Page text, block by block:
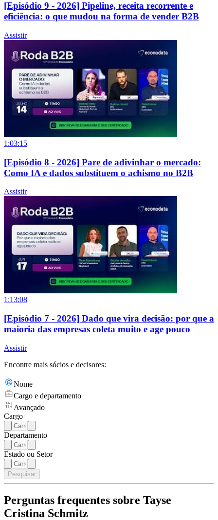
[Episódio 9 - 2026] Pipeline, receita recorrente e
eficiência: o que mudou na forma de vender B2B
Assistir
1:03:15
[Episódio 8 - 2026] Pare de adivinhar o mercado:
Como IA e dados substituem o achismo no B2B
Assistir
1:13:08
[Episódio 7 - 2026] Dado que vira decisão: por que a
maioria das empresas coleta muito e age pouco
Assistir
Encontre mais sócios e decisores:
Nome
Cargo e departamento
Avançado
Cargo
Departamento
Estado ou Setor
Pesquisar
Perguntas frequentes sobre Tayse
Cristina Schmitz